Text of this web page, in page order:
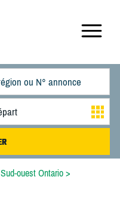
Sud-ouest Ontario>